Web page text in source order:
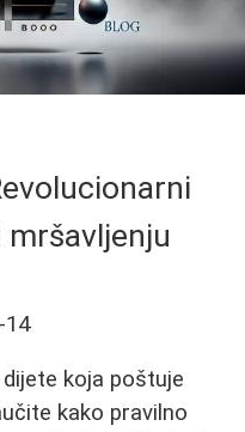
14
koja poštuje
kako pravilno